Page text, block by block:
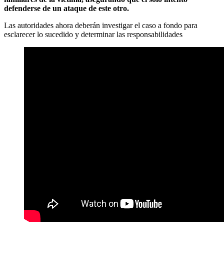
defenderse de un ataque de este otro.
Las autoridades ahora deberán investigar el caso a fondo para
esclarecer lo sucedido y determinar las responsabilidades